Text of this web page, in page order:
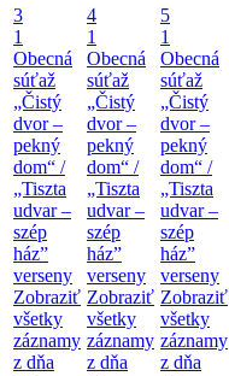
3
1
Obecná
súťaž
„Čistý
dvor –
pekný
dom“ /
„Tiszta
udvar –
szép
ház”
verseny
Zobraziť
všetky
záznamy
z dňa
4
1
Obecná
súťaž
„Čistý
dvor –
pekný
dom“ /
„Tiszta
udvar –
szép
ház”
verseny
Zobraziť
všetky
záznamy
z dňa
5
1
Obecná
súťaž
„Čistý
dvor –
pekný
dom“ /
„Tiszta
udvar –
szép
ház”
verseny
Zobraziť
všetky
záznamy
z dňa